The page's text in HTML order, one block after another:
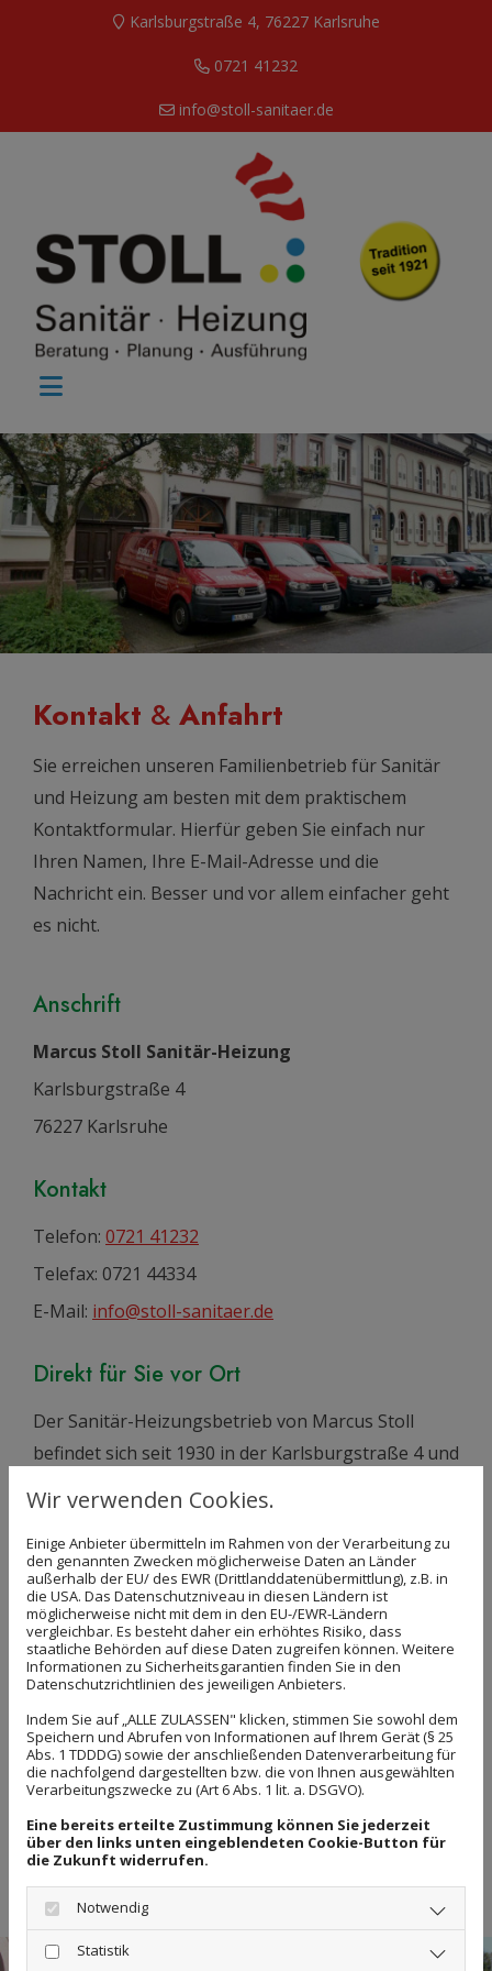
Karlsburgstraße 4, 76227 Karlsruhe
0721 41232
info@stoll-sanitaer.de
Kontakt & Anfahrt
Sie erreichen unseren Familienbetrieb für Sanitär
und Heizung am besten mit dem praktischem
Kontaktformular. Hierfür geben Sie einfach nur
Ihren Namen, Ihre E-Mail-Adresse und die
Nachricht ein. Besser und vor allem einfacher geht
es nicht.
Anschrift
Marcus Stoll Sanitär-Heizung
Karlsburgstraße 4
76227 Karlsruhe
Kontakt
Telefon: 0721 41232
Telefax: 0721 44334
E-Mail: info@stoll-sanitaer.de
Direkt für Sie vor Ort
Der Sanitär-Heizungsbetrieb von Marcus Stoll
befindet sich seit 1930 in der Karlsburgstraße 4 und
Adresse ein:
Karlsburgstraße 4
76227 Karlsruhe
Google Maps
inaktiv
Aufgrund Ihrer Cookie-
Einstellungen kann dieses Modul
nicht geladen werden.
Wenn Sie dieses Modul sehen
möchten, passen Sie bitte Ihre
Wir verwenden Cookies.
Einige Anbieter übermitteln im Rahmen von der Verarbeitung zu
den genannten Zwecken möglicherweise Daten an Länder
außerhalb der EU/ des EWR (Drittlanddatenübermittlung), z.B. in
die USA. Das Datenschutzniveau in diesen Ländern ist
möglicherweise nicht mit dem in den EU-/EWR-Ländern
vergleichbar. Es besteht daher ein erhöhtes Risiko, dass
staatliche Behörden auf diese Daten zugreifen können. Weitere
Informationen zu Sicherheitsgarantien finden Sie in den
Datenschutzrichtlinien des jeweiligen Anbieters.
Indem Sie auf „ALLE ZULASSEN" klicken, stimmen Sie sowohl dem
Speichern und Abrufen von Informationen auf Ihrem Gerät (§ 25
Abs. 1 TDDDG) sowie der anschließenden Datenverarbeitung für
die nachfolgend dargestellten bzw. die von Ihnen ausgewählten
Verarbeitungszwecke zu (Art 6 Abs. 1 lit. a. DSGVO).
Eine bereits erteilte Zustimmung können Sie jederzeit
über den links unten eingeblendeten Cookie-Button für
die Zukunft widerrufen.
Notwendig
Statistik